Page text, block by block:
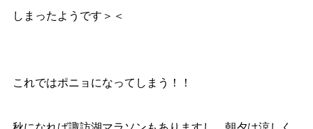
しまったようです＞＜
これではポニョになってしまう！！